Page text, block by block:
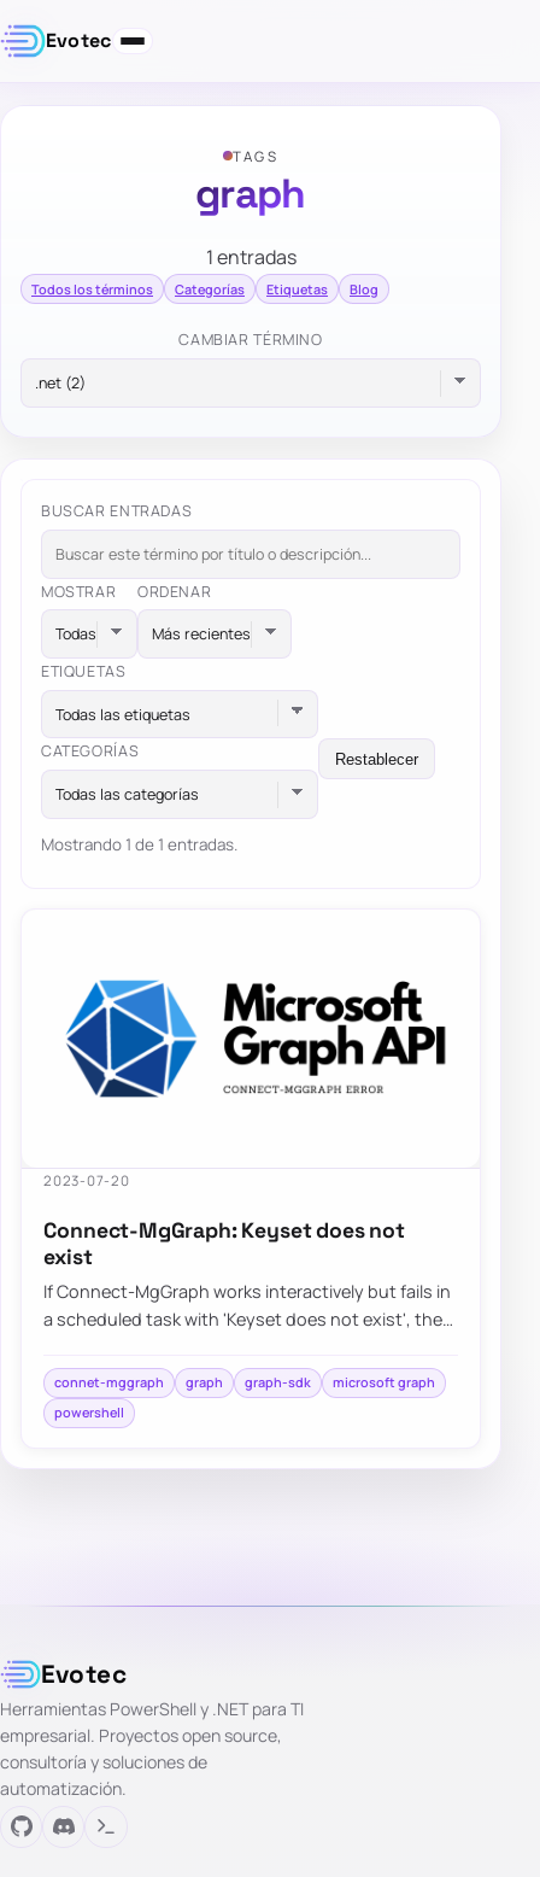
Evotec
TAGS
graph
1 entradas
Todos los términos Categorías Etiquetas Blog
CAMBIAR TÉRMINO
BUSCAR ENTRADAS
MOSTRAR ORDENAR
ETIQUETAS
Todas las etiquetas
CATEGORÍAS
Todas las categorías
Restablecer
Mostrando 1 de 1 entradas.
2023-07-20
Connect-MgGraph: Keyset does not
exist
If Connect-MgGraph works interactively but fails in
a scheduled task with 'Keyset does not exist', the
connet-mggraph graph graph-sdk
microsoft graph
powershell
Evotec
Herramientas PowerShell y .NET para TI
empresarial. Proyectos open source,
consultoría y soluciones de
automatización.